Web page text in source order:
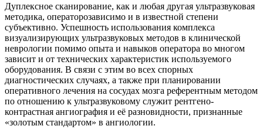
Дуплексное сканирование, как и любая другая ультразвуковая
методика, операторозависимо и в известной степени
субъективно. Успешность использования комплекса
визуализирующих ультразвуковых методов в клинической
неврологии помимо опыта и навыков оператора во многом
зависит и от технических характеристик используемого
оборудования. В связи с этим во всех спорных
диагностических случаях, а также при планировании
оперативного лечения на сосудах мозга референтным методом
по отношению к ультразвуковому служит рентгено-
контрастная ангиография и её разновидности, признанные
«золотым стандартом» в ангиологии.